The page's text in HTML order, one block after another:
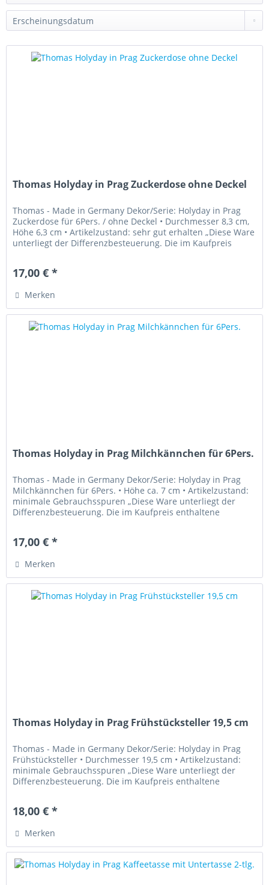
Thomas Holyday in Prag Zuckerdose ohne Deckel
Thomas - Made in Germany Dekor/Serie: Holyday in Prag
Zuckerdose für 6Pers. / ohne Deckel • Durchmesser 8,3 cm,
Höhe 6,3 cm • Artikelzustand: sehr gut erhalten „Diese Ware
unterliegt der Differenzbesteuerung. Die im Kaufpreis
17,00 € *
Merken
Thomas Holyday in Prag Milchkännchen für 6Pers.
Thomas - Made in Germany Dekor/Serie: Holyday in Prag
Milchkännchen für 6Pers. • Höhe ca. 7 cm • Artikelzustand:
minimale Gebrauchsspuren „Diese Ware unterliegt der
Differenzbesteuerung. Die im Kaufpreis enthaltene
17,00 € *
Merken
Thomas Holyday in Prag Frühstücksteller 19,5 cm
Thomas - Made in Germany Dekor/Serie: Holyday in Prag
Frühstücksteller • Durchmesser 19,5 cm • Artikelzustand:
minimale Gebrauchsspuren „Diese Ware unterliegt der
Differenzbesteuerung. Die im Kaufpreis enthaltene
18,00 € *
Merken